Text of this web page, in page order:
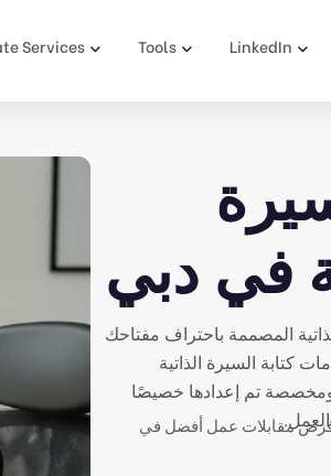
LinkedIn
Tools
Services
في دبي
المصممة باحتراف مفتاحك
كتابة السيرة الذاتية
ومخصصة تم إعدادها خصيصًا
فرص مقابلات عمل أفضل في